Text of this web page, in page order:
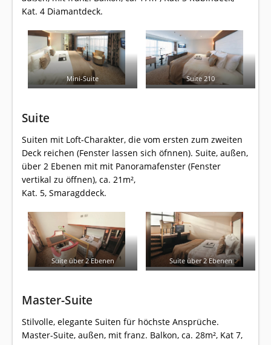
Kat. 4 Diamantdeck.
Mini-Suite Suite 210
Suite
Suiten mit Loft-Charakter, die vom ersten zum zweiten
Deck reichen (Fenster lassen sich öfnnen). Suite, außen,
über 2 Ebenen mit mit Panoramafenster (Fenster
vertikal zu öffnen), ca. 21m²,
Kat. 5, Smaragddeck.
Suite über 2 Ebenen Suite über 2 Ebenen
Master-Suite
Stilvolle, elegante Suiten für höchste Ansprüche.
Master-Suite, außen, mit franz. Balkon, ca. 28m², Kat 7,